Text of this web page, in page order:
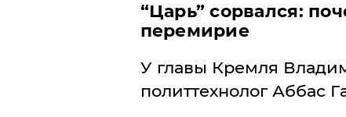
​“Царь” сорвался:
перемирие
У главы Кремля
политтехнолог Аббас